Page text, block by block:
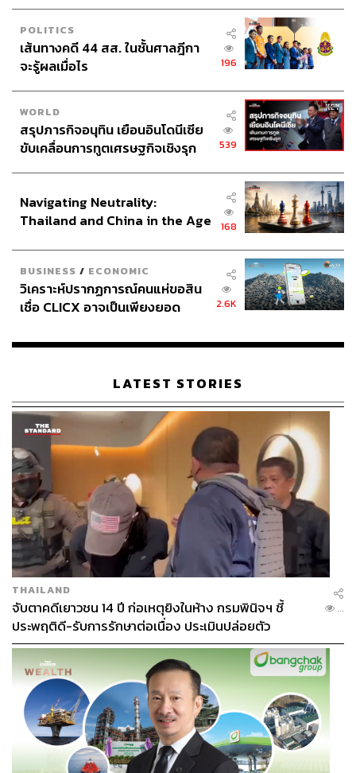
ภาพยนตร์เรื่อง
The First Day Of The Twentieth Year(1983)
และมีผลงานซีรีส์อย่างSon and Daughter ,Snow Flower,
Midasก่อนที่ผลงานซีรีส์ลำดับที่ 11 อย่าง How Long I’ve
Kissed
จากงาน Baeksang Arts Awards ครั้งที่ 49 ไปครองได้สำเร็จ
โดยผลงานซีรีส์ล่าสุดของ คิมฮีเอ คือ
Second To Last Love
(2016)
พัคเฮจุน นักแสดงชาย วัย 44 ปี เดบิวต์ในฐานะนักแสดงจากซี
รีส์ Jeon Woo-Chi
(2012) ตลอด 8 ปี ในวงการบันเทิงเกาหลี
พัคเฮจุน มีผลงานภาพยนตร์และซีรีส์มากมาย เช่นHelpless,
Unforgettable ,Doctor Stranger,
Misaeng: Incomplete Lifeและซีรีส์ล่าสุดอย่างArthdal
Chronicles
ภาพ: JTBC Drama / Facebook
อ้างอิง:
1/vo10360996/view
https://www.korseries.com/synopsis-the-world-of-the-
married-2020/
https://www.soompi.com/article/1382538wpp/kim-he
e-ae-makes-powerful-first-impression-in-poster-for-up
coming-drama
https://www.soompi.com/article/1383798wpp/kim-he
e-ae-and-park-hae-jun-stand-off-in-new-poster-for-up
coming-drama
https://www.sedaily.com/NewsVIew/1Z0CLGG1BS
TAGS: K-Series ซีรีส์เกาหลี A World of Married Couple
POLITICS
เส้นทางคดี 44 สส. ในชั้นศาลฎีกา
จะรู้ผลเมื่อไร
196
WORLD
สรุปภารกิจอนุทิน เยือนอินโดนีเซีย
ขับเคลื่อนการทูตเศรษฐกิจเชิงรุก
539
Navigating Neutrality:
Thailand and China in the Age
168
BUSINESS / ECONOMIC
วิเคราะห์ปรากฏการณ์คนแห่ขอสิน
เชื่อ CLICX อาจเป็นเพียงยอด
เรือนไทยที่ถูกซุกไว้
2.6K
LATEST STORIES
THAILAND
จับตาคดีเยาวชน 14 ปี ก่อเหตุยิงในห้าง กรมพินิจฯ ชี้
ประพฤติดี-รับการรักษาต่อเนื่อง ประเมินปล่อยตัว
...